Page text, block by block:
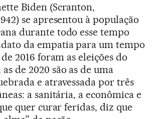
Biden (Scranton,
se apresentou à população
durante todo esse tempo
da empatia para um tempo
2016 foram as eleições do
de 2020 são as de uma
e atravessada por três
a sanitária, a econômica e
quer curar feridas, diz que